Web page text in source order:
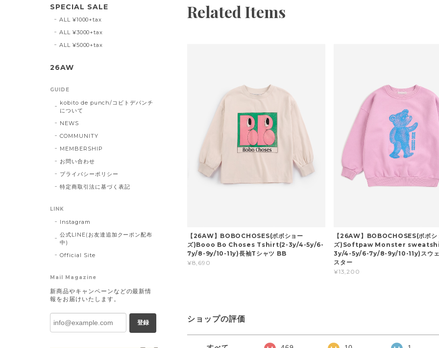
Related Items
【26AW】BOBOCHOSES(ボボショー
ズ)Booo Bo Choses Tshirt(2-3y/4-5y/6-
7y/8-9y/10-11y)長袖Tシャツ BB
¥8,690
【26AW】BOBOCHOSES(ボボシ
ズ)Softpaw Monster
3y/4-5y/6-7y/8-9y/10-11y)スウェ
スター
¥13,200
ショップの評価
SPECIAL SALE
ALL ¥1000+tax
ALL ¥3000+tax
ALL ¥5000+tax
26AW
GUIDE
kobito de punch/コビトデパンチ
について
NEWS
COMMUNITY
MEMBERSHIP
お問い合わせ
プライバシーポリシー
特定商取引法に基づく表記
LINK
Instagram
公式LINE(お友達追加クーポン配布
中)
Official Site
Mail Magazine
新商品やキャンペーンなどの最新情
報をお届けいたします。
登録